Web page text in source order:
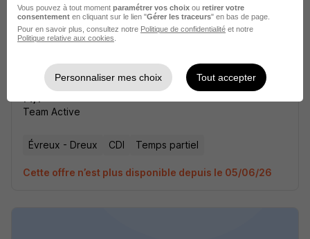
Animateur Sportif & Loisirs - Center Parcs
H/F
Team Active
Évreux - Dreux CDI Temps partiel
Cette offre n’est plus disponible depuis le 05/06/26
Vous pouvez à tout moment paramétrer vos choix ou retirer votre
consentement en cliquant sur le lien "Gérer les traceurs" en bas de page.
Pour en savoir plus, consultez notre Politique de confidentialité et notre
Politique relative aux cookies
Personnaliser mes choix Tout accepter